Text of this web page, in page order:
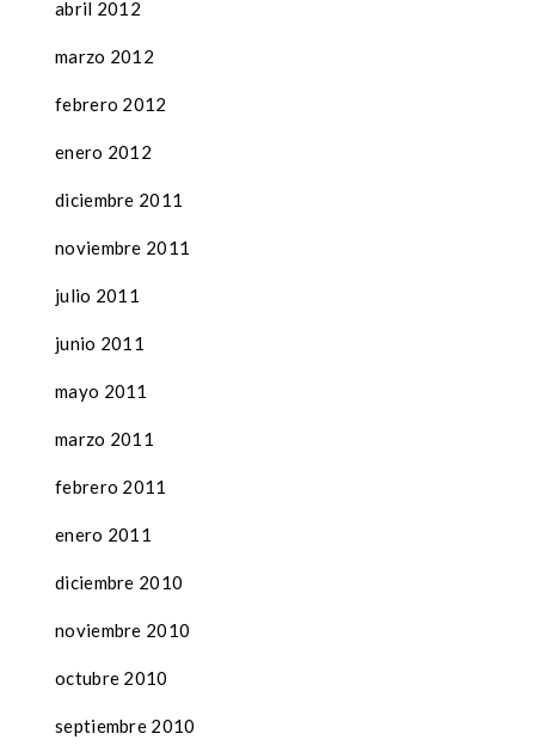
abril 2012
marzo 2012
febrero 2012
enero 2012
diciembre 2011
noviembre 2011
julio 2011
junio 2011
mayo 2011
marzo 2011
febrero 2011
enero 2011
diciembre 2010
noviembre 2010
octubre 2010
septiembre 2010